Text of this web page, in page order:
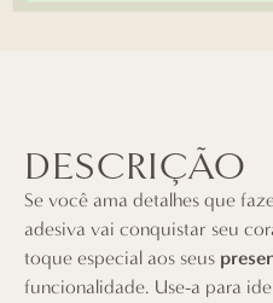
DESCRIÇÃO
Se você ama detalhes que
adesiva vai conquistar seu
toque especial aos seus
funcionalidade. Use-a para